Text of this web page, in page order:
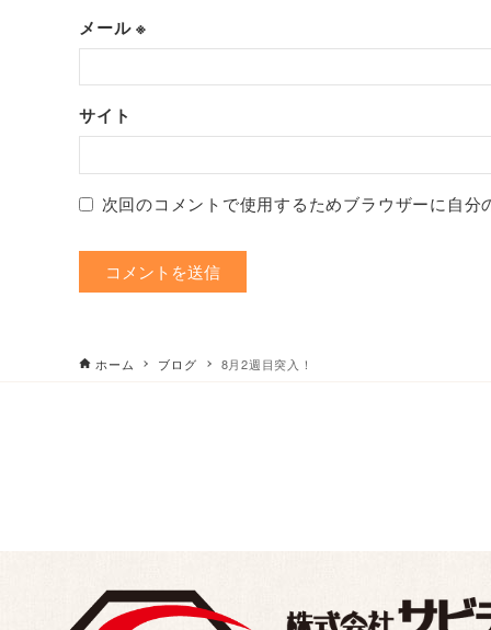
メール※
サイト
次回のコメントで使用するためブラウザーに自分
ホーム ブログ 8月2週目突入！